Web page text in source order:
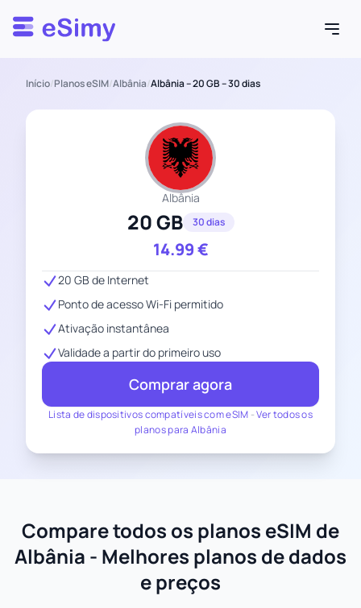
Esimy
Início/Planos eSIM/Albânia/Albânia – 20 GB – 30 dias
Albânia
20 GB 30 dias
14.99€
Lista de dispositivos compatíveis com eSIM -Ver todos os
planos para Albânia
20 GB de Internet
Ponto de acesso Wi-Fi permitido
Ativação instantânea
Validade a partir do primeiro uso
Comprar agora
Compare todos os planos eSIM de
Albânia - Melhores planos de dados
e preços